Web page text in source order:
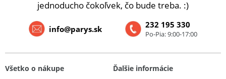
jednoducho čokoľvek, čo bude treba. :)
232 195 330
Po-Pia: 9:00-17:00
info@parys.sk
Všetko o nákupe
Ďalšie informácie